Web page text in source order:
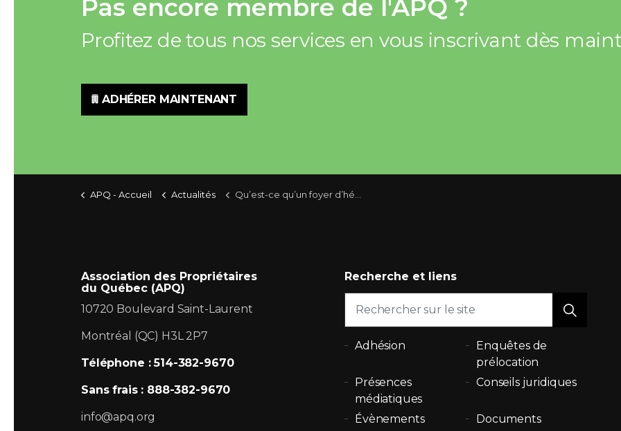
Pas encore membre de l'APQ ?
Profitez de tous nos services en vous inscrivant dès
ADHÉRER MAINTENANT
APQ - Accueil Actualités Qu’est-ce qu’un foyer d’hébergement selon l’article 1974 du Code civil du Québec ?
Association des Propriétaires
du Québec (APQ)
10720 Boulevard Saint-Laurent
Montréal (QC) H3L 2P7
Téléphone : 514-382-9670
Sans frais : 888-382-9670
info@apq.org
Recherche et liens
Adhésion
Enquêtes de
prélocation
Présences
médiatiques
Conseils juridiques
Évènements
Documents